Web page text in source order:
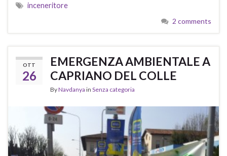
inceneritore
2 comments
OTT
26
EMERGENZA AMBIENTALE A
CAPRIANO DEL COLLE
ByNavdanya in Senza categoria